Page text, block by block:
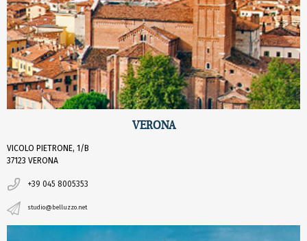
VERONA
VICOLO PIETRONE, 1/B
37123 VERONA
+39 045 8005353
studio@belluzzo.net